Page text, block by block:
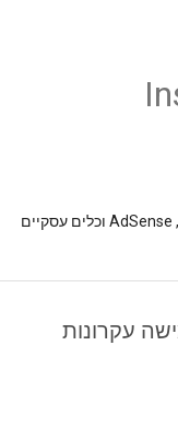
המקור הרשמי למידע בעברית אודות AdSense ,AdWords וכלים עסקיים
אתר, חלק 1: חמישה עקרונות